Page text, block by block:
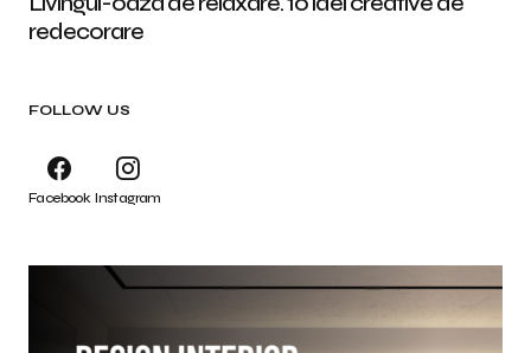
redecorare
FOLLOW US
Facebook Instagram